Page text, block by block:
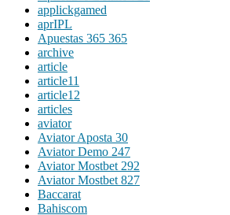
applickgamed
aprIPL
Apuestas 365 365
archive
article
article11
article12
articles
aviator
Aviator Aposta 30
Aviator Demo 247
Aviator Mostbet 292
Aviator Mostbet 827
Baccarat
Bahiscom